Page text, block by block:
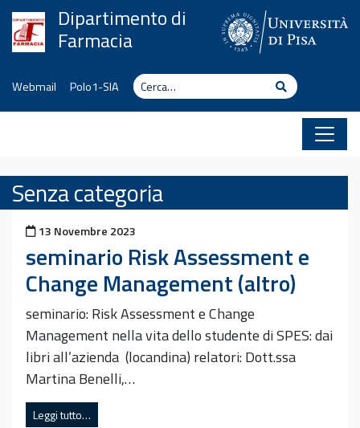
Vai al contenutoDipartimento di
Farmacia
Webmail Polo1-SIA Cerca Cerca
Senza categoria
Pubblicato il
13 Novembre 2023
seminario Risk Assessment e
Change Management (altro)
seminario: Risk Assessment e Change
Management nella vita dello studente di SPES: dai
libri all’azienda (locandina) relatori: Dott.ssa
Martina Benelli,…
Leggi tutto…